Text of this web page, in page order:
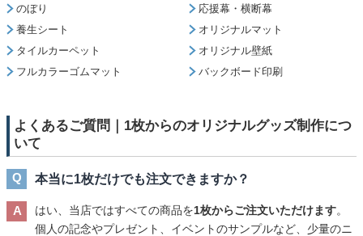
のぼり
応援幕・横断幕
養生シート
オリジナルマット
タイルカーペット
オリジナル壁紙
フルカラーゴムマット
バックボード印刷
よくあるご質問｜1枚からのオリジナルグッズ制作につ
いて
本当に1枚だけでも注文できますか？
はい、当店ではすべての商品を1枚からご注文いただけます。
個人の記念やプレゼント、イベントのサンプルなど、少量のニ